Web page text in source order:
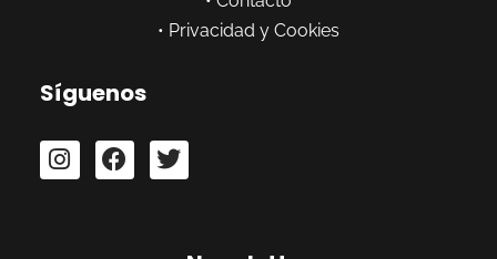
• Privacidad y Cookies
Síguenos